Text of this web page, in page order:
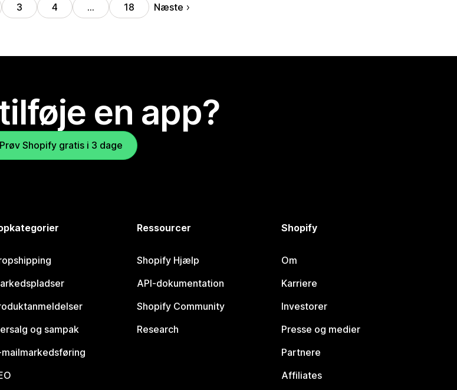
3 4 … 18 Næste
en app?
Prøv Shopify gratis i 3 dage
og sampak
mailmarkedsføring
Ressourcer
Shopify Hjælp
API-dokumentation
Shopify Community
Research
Shopify
Om
Karriere
Investorer
Presse og medier
Partnere
Affiliates